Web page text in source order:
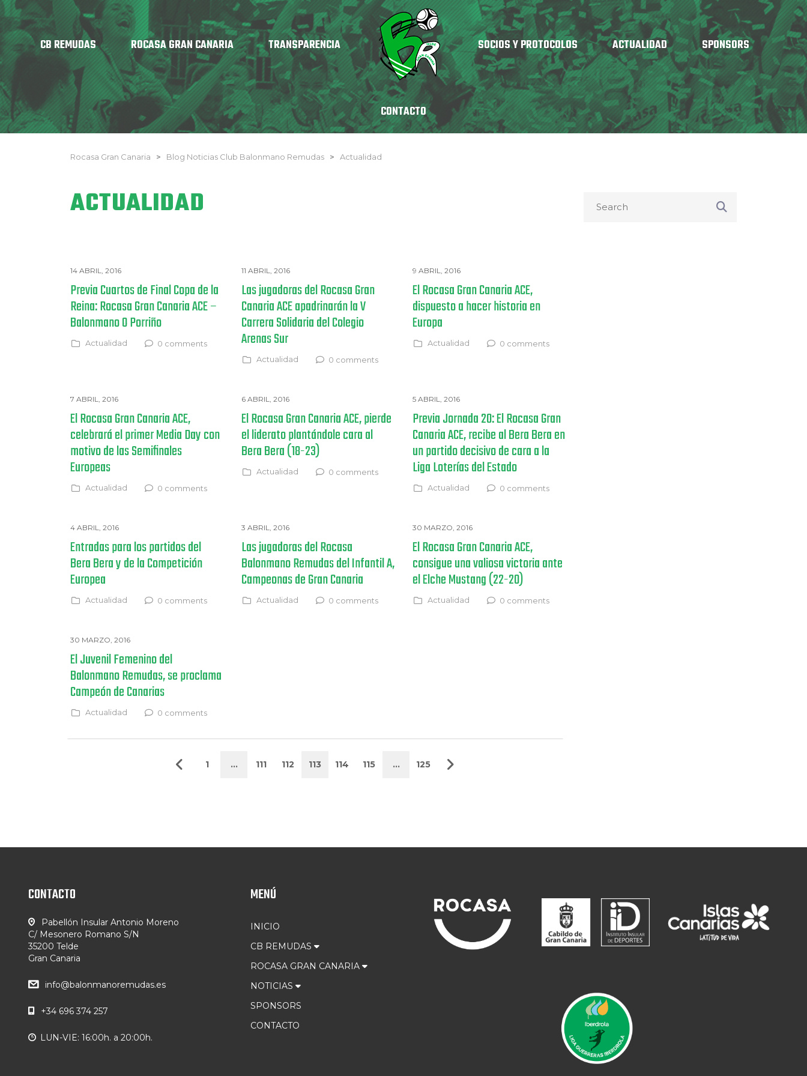
CB REMUDAS ROCASA GRAN CANARIA TRANSPARENCIA SOCIOS Y PROTOCOLOS ACTUALIDAD SPONSORS
CONTACTO
Rocasa Gran Canaria > Blog Noticias Club Balonmano Remudas > Actualidad
ACTUALIDAD
14 ABRIL, 2016
Previa Cuartos de Final Copa de la
Reina: Rocasa Gran Canaria ACE –
Balonmano O Porriño
Actualidad 0 comments
11 ABRIL, 2016
Las jugadoras del Rocasa Gran
Canaria ACE apadrinarán la V
Carrera Solidaria del Colegio
Arenas Sur
Actualidad 0 comments
9 ABRIL, 2016
El Rocasa Gran Canaria ACE,
dispuesto a hacer historia en
Europa
Actualidad 0 comments
7 ABRIL, 2016
El Rocasa Gran Canaria ACE,
celebrará el primer Media Day con
motivo de las Semifinales
Europeas
Actualidad 0 comments
6 ABRIL, 2016
El Rocasa Gran Canaria ACE, pierde
el liderato plantándole cara al
Bera Bera (18-23)
Actualidad 0 comments
5 ABRIL, 2016
Previa Jornada 20: El Rocasa Gran
Canaria ACE, recibe al Bera Bera en
un partido decisivo de cara a la
Liga Loterías del Estado
Actualidad 0 comments
4 ABRIL, 2016
Entradas para los partidos del
Bera Bera y de la Competición
Europea
Actualidad 0 comments
3 ABRIL, 2016
Las jugadoras del Rocasa
Balonmano Remudas del Infantil A,
Campeonas de Gran Canaria
Actualidad 0 comments
30 MARZO, 2016
El Rocasa Gran Canaria ACE,
consigue una valiosa victoria ante
el Elche Mustang (22-20)
Actualidad 0 comments
30 MARZO, 2016
El Juvenil Femenino del
Balonmano Remudas, se proclama
Campeón de Canarias
Actualidad 0 comments
1 … 111 112 113 114 115 … 125
CONTACTO
Pabellón Insular Antonio Moreno
C/ Mesonero Romano S/N
35200 Telde
Gran Canaria
info@balonmanoremudas.es
+34 696 374 257
LUN-VIE: 16:00h. a 20:00h.
MENÚ
INICIO
CB REMUDAS
ROCASA GRAN CANARIA
NOTICIAS
SPONSORS
CONTACTO